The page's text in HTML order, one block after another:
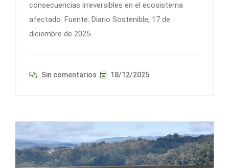
consecuencias irreversibles en el ecosistema
afectado. Fuente: Diario Sostenible, 17 de
diciembre de 2025.
Sin comentarios 18/12/2025